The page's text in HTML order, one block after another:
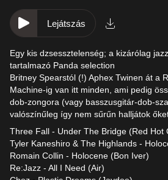
Lejátszás
Egy kis dzsessztelenség; a kizárólag
tartalmazó Panda selection
Britney Spearstól (!) Aphex Twinen át a
Machine-ig van itt minden, ami pedig
dob-zongora (vagy basszusgitár-dob-
valószínűleg így nem sűrűn halljátok
Three Fall - Under The Bridge (Red Hot
Tyler Kaneshiro & The Highlands -
Romain Collin - Holocene (Bon Iver)
Re:Jazz - All I Need (Air)